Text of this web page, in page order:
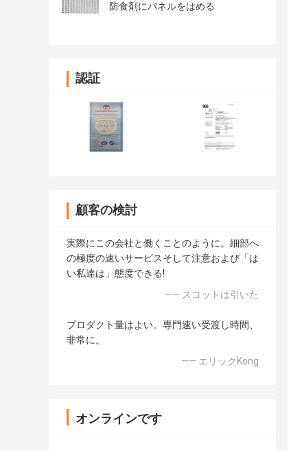
防食剤にパネルをはめる
認証
顧客の検討
実際にこの会社と働くことのように。細部へ
の極度の速いサービスそして注意および「は
い私達は」態度できる!
—— スコットは引いた
プロダクト量はよい。専門速い受渡し時間、
非常に。
—— エリックKong
オンラインです